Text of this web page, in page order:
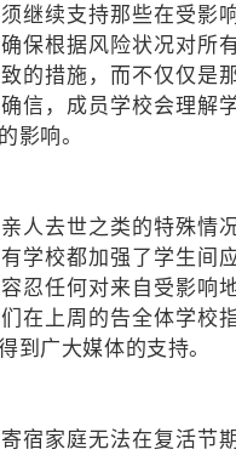
继续支持那些在受影
保根据风险状况对所
的措施，而不仅仅是
信，成员学校会理解
影响。
人去世之类的特殊情
学校都加强了学生间
忍任何对来自受影响
在上周的告全体学校
到广大媒体的支持。
宿家庭无法在复活节